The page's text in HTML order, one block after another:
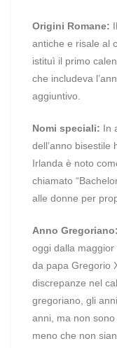
Origini Romane:
antiche e risale al
istituì il primo
che includeva
aggiuntivo.
Nomi speciali: In
dell’anno bisestile
Irlanda è noto
chiamato
alle donne per
Anno Gregoriano:
oggi dalla
da papa Gregorio
discrepanze nel
gregoriano, gli
anni, ma non
meno che non